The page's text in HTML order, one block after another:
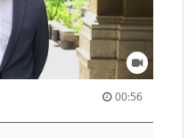
00:56